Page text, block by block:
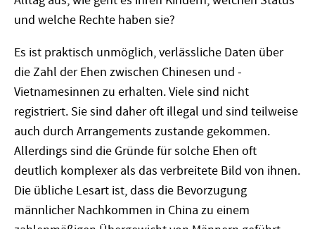
und welche Rechte haben sie?
Es ist praktisch unmöglich, verlässliche Daten über
die Zahl der Ehen zwischen Chinesen und ­
Vietnamesinnen zu erhalten. Viele sind nicht
registriert. Sie sind daher oft illegal und sind teilweise
auch durch Arrangements zustande gekommen.
Allerdings sind die Gründe für solche Ehen oft
deutlich komplexer als das verbreitete Bild von ihnen.
Die übliche Lesart ist, dass die Bevorzugung
männlicher Nachkommen in China zu einem